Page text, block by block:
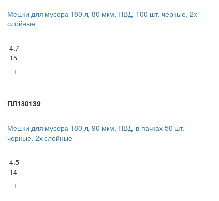
Мешки для мусора 180 л, 80 мкм, ПВД, 100 шт. черные, 2х
слойные
4.7
15
+
ПЛ180139
Мешки для мусора 180 л, 90 мкм, ПВД, в пачках 50 шт.
черные, 2х слойные
4.5
14
+